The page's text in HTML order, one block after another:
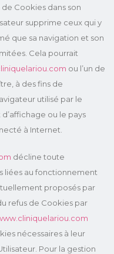
Cookies dans son
supprime ceux qui y
que sa navigation et son
Cela pourrait
ou l’un de
à des fins de
utilisé par le
ou le pays
à Internet.
décline toute
liées au fonctionnement
proposés par
refus de Cookies par
nécessaires à leur
Pour la gestion